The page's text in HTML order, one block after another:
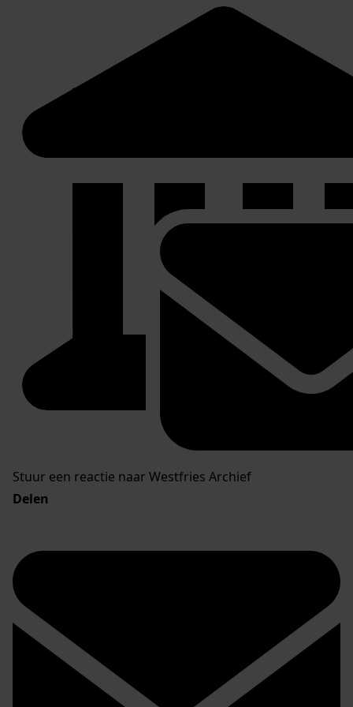
Stuur een reactie naar Westfries Archief
Delen